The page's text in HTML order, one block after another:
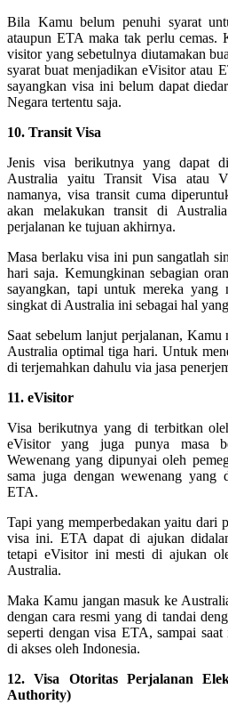
Bila Kamu belum penuhi syarat
ataupun ETA maka tak perlu cemas.
visitor yang sebetulnya diutamakan
syarat buat menjadikan eVisitor atau
sayangkan visa ini belum dapat
Negara tertentu saja.
10. Transit Visa
Jenis visa berikutnya yang dapat
Australia yaitu Transit Visa atau
namanya, visa transit cuma
akan melakukan transit di
perjalanan ke tujuan akhirnya.
Masa berlaku visa ini pun sangatlah
hari saja. Kemungkinan sebagian
sayangkan, tapi untuk mereka yang
singkat di Australia ini sebagai hal
Saat sebelum lanjut perjalanan,
Australia optimal tiga hari. Untuk
di terjemahkan dahulu via jasa
11. eVisitor
Visa berikutnya yang di terbitkan
eVisitor yang juga punya masa
Wewenang yang dipunyai oleh
sama juga dengan wewenang
ETA.
Tapi yang memperbedakan yaitu dari
visa ini. ETA dapat di ajukan
tetapi eVisitor ini mesti di ajukan
Australia.
Maka Kamu jangan masuk ke
dengan cara resmi yang di tandai
seperti dengan visa ETA, sampai
di akses oleh Indonesia.
12. Visa Otoritas Perjalanan
Authority)